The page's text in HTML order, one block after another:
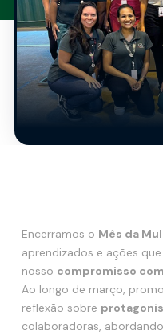
Encerramos o Mês da
aprendizados e ações
nosso compromisso
Ao longo de março,
reflexão sobre
colaboradoras,